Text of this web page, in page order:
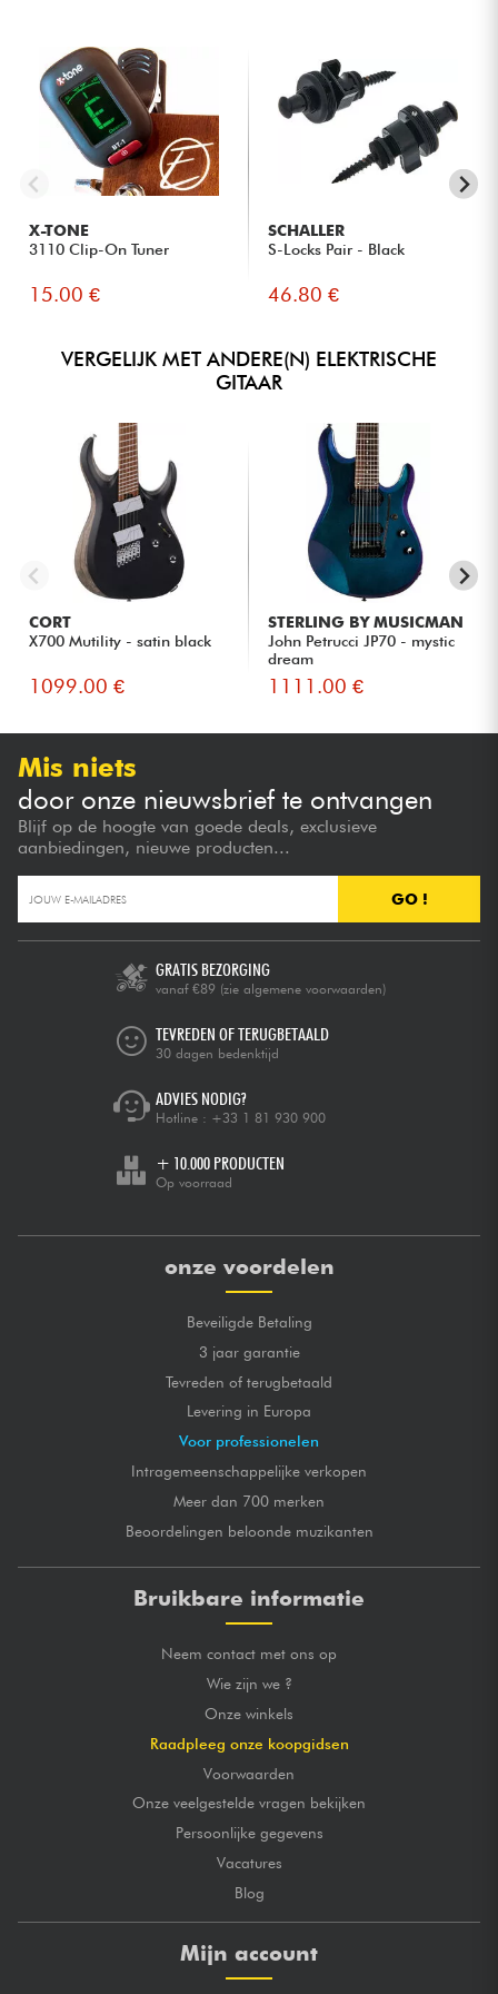
X-TONE
3110 Clip-On Tuner
15.00 €
SCHALLER
S-Locks Pair - Black
46.80 €
VERGELIJK MET ANDERE(N) ELEKTRISCHE
GITAAR
CORT
X700 Mutility - satin black
1099.00 €
STERLING BY MUSICMAN
John Petrucci JP70 - mystic
dream
1111.00 €
Mis niets
door onze nieuwsbrief te ontvangen
Blijf op de hoogte van goede deals, exclusieve
aanbiedingen, nieuwe producten...
GO !
GRATIS BEZORGING
vanaf €89 (zie algemene voorwaarden)
TEVREDEN OF TERUGBETAALD
30 dagen bedenktijd
ADVIES NODIG?
Hotline : +33 1 81 930 900
+ 10.000 PRODUCTEN
Op voorraad
onze voordelen
Beveiligde Betaling
3 jaar garantie
Tevreden of terugbetaald
Levering in Europa
Voor professionelen
Intragemeenschappelijke verkopen
Meer dan 700 merken
Beoordelingen beloonde muzikanten
Bruikbare informatie
Neem contact met ons op
Wie zijn we ?
Onze winkels
Raadpleeg onze koopgidsen
Voorwaarden
Onze veelgestelde vragen bekijken
Persoonlijke gegevens
Vacatures
Blog
Mijn account